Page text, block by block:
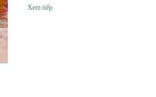
Xem tiếp